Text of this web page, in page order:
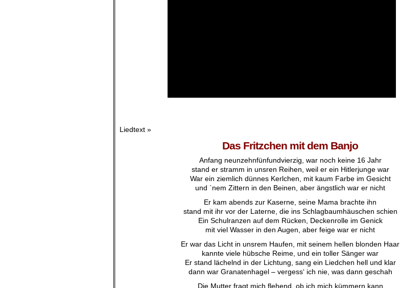
Liedtext »
Das Fritzchen mit dem Banjo
Anfang neunzehnfünfundvierzig, war noch keine 16 Jahr
stand er stramm in unsren Reihen, weil er ein Hitlerjunge war
War ein ziemlich dünnes Kerlchen, mit kaum Farbe im Gesicht
und `nem Zittern in den Beinen, aber ängstlich war er nicht
Er kam abends zur Kaserne, seine Mama brachte ihn
stand mit ihr vor der Laterne, die ins Schlagbaumhäuschen schien
Ein Schulranzen auf dem Rücken, Deckenrolle im Genick
mit viel Wasser in den Augen, aber feige war er nicht
Er war das Licht in unsrem Haufen, mit seinem hellen blonden Haar
kannte viele hübsche Reime, und ein toller Sänger war
Er stand lächelnd in der Lichtung, sang ein Liedchen hell und klar
dann war Granatenhagel – vergess‘ ich nie, was dann geschah
Die Mutter fragt mich flehend, ob ich mich kümmern kann